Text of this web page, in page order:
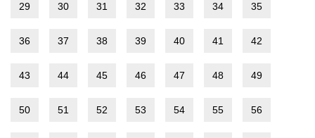
29 30 31 32 33 34 35
36 37 38 39 40 41 42
43 44 45 46 47 48 49
50 51 52 53 54 55 56